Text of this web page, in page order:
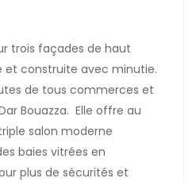
trois façades de haut
et construite avec minutie.
de tous commerces et
Bouazza. Elle offre au
salon moderne
baies vitrées en
plus de sécurités et